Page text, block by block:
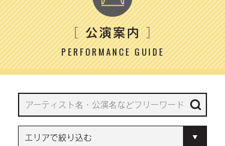
［公演案内］
PERFORMANCE GUIDE